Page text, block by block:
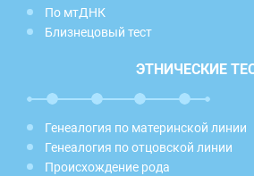
По мтДНК
Близнецовый тест
ЭТНИЧЕСКИЕ
Генеалогия по материнской линии
Генеалогия по отцовской линии
Происхождение рода